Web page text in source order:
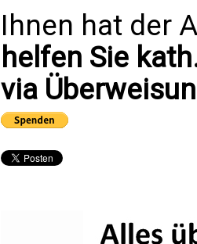
Ihnen hat der
helfen Sie
via